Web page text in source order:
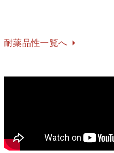
耐薬品性一覧へ